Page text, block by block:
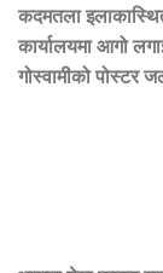
कदमतला
कार्यालयमा आगो
गोस्वामीको पोस्टर